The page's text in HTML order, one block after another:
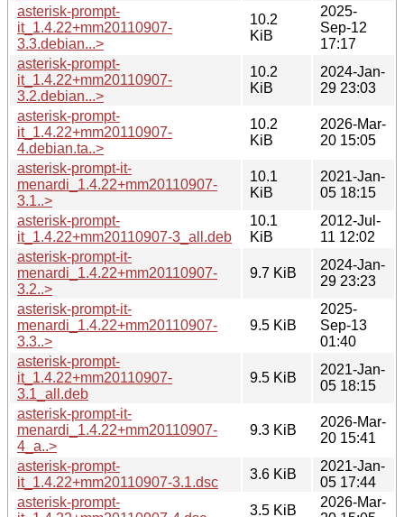
asterisk-prompt-
it_1.4.22+mm20110907-
3.3.debian...>
10.2
KiB
2025-
Sep-12
17:17
asterisk-prompt-
it_1.4.22+mm20110907-
3.2.debian...>
10.2
KiB
2024-Jan-
29 23:03
asterisk-prompt-
it_1.4.22+mm20110907-
4.debian.ta..>
10.2
KiB
2026-Mar-
20 15:05
asterisk-prompt-it-
menardi_1.4.22+mm20110907-
3.1..>
10.1
KiB
2021-Jan-
05 18:15
asterisk-prompt-
it_1.4.22+mm20110907-3_all.deb
10.1
KiB
2012-Jul-
11 12:02
asterisk-prompt-it-
menardi_1.4.22+mm20110907-
3.2..>
9.7 KiB
2024-Jan-
29 23:23
asterisk-prompt-it-
menardi_1.4.22+mm20110907-
3.3..>
9.5 KiB
2025-
Sep-13
01:40
asterisk-prompt-
it_1.4.22+mm20110907-
3.1_all.deb
9.5 KiB
2021-Jan-
05 18:15
asterisk-prompt-it-
menardi_1.4.22+mm20110907-
4_a..>
9.3 KiB
2026-Mar-
20 15:41
asterisk-prompt-
it_1.4.22+mm20110907-3.1.dsc
3.6 KiB
2021-Jan-
05 17:44
asterisk-prompt-
3.5 KiB
2026-Mar-